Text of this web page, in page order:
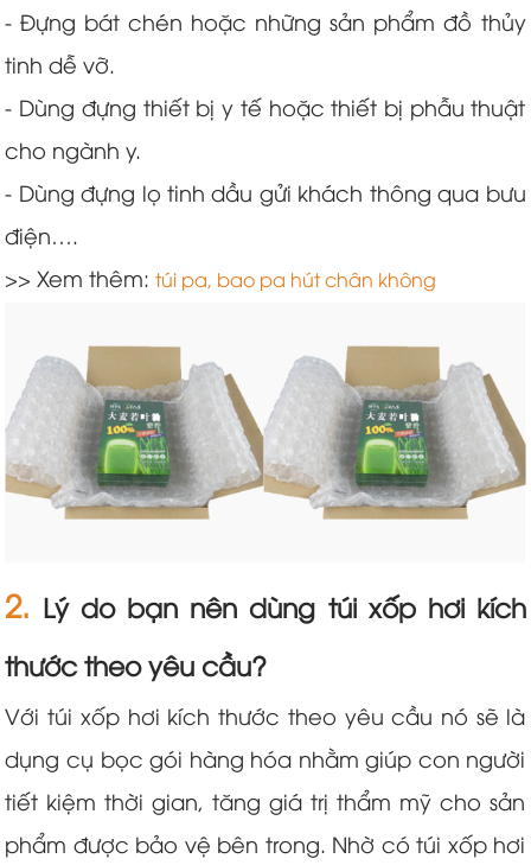
- Đựng bát chén hoặc những sản phẩm đồ thủy
tinh dễ vỡ.
- Dùng đựng thiết bị y tế hoặc thiết bị phẫu thuật
cho ngành y.
- Dùng đựng lọ tinh dầu gửi khách thông qua bưu
điện….
>> Xem thêm:túi pa, bao pa hút chân không
2. Lý do bạn nên dùng túi xốp hơi kích
thước theo yêu cầu?
Với túi xốp hơi kích thước theo yêu cầu nó sẽ là
dụng cụ bọc gói hàng hóa nhằm giúp con người
tiết kiệm thời gian, tăng giá trị thẩm mỹ cho sản
phẩm được bảo vệ bên trong. Nhờ có túi xốp hơi